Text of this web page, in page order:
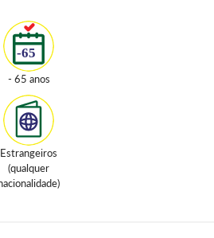
- 65 anos
Estrangeiros
(qualquer